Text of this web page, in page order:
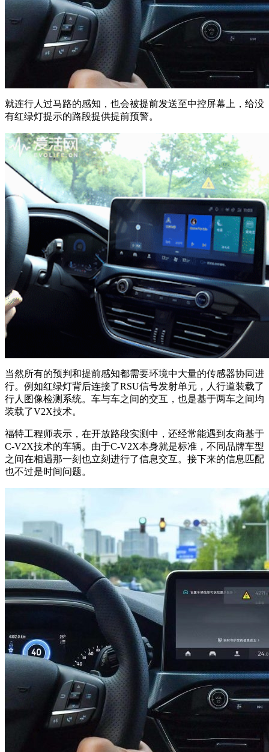
就连行人过马路的感知，也会被提前发送至中控屏幕上，给没
有红绿灯提示的路段提供提前预警。
当然所有的预判和提前感知都需要环境中大量的传感器协同进
行。例如红绿灯背后连接了RSU信号发射单元，人行道装载了
行人图像检测系统。车与车之间的交互，也是基于两车之间均
装载了V2X技术。
福特工程师表示，在开放路段实测中，还经常能遇到友商基于
C-V2X技术的车辆。由于C-V2X本身就是标准，不同品牌车型
之间在相遇那一刻也立刻进行了信息交互。接下来的信息匹配
也不过是时间问题。